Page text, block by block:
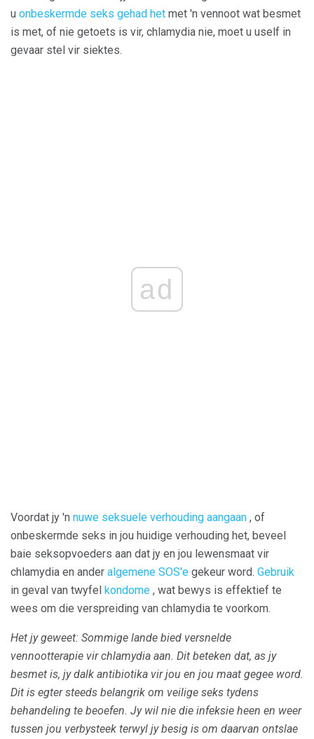
u onbeskermde seks gehad het met 'n vennoot wat besmet
is met, of nie getoets is vir, chlamydia nie, moet u uself in
gevaar stel vir siektes.
ad
Voordat jy 'n nuwe seksuele verhouding aangaan , of
onbeskermde seks in jou huidige verhouding het, beveel
baie seksopvoeders aan dat jy en jou lewensmaat vir
chlamydia en ander algemene SOS'e gekeur word. Gebruik
in geval van twyfel kondome , wat bewys is effektief te
wees om die verspreiding van chlamydia te voorkom.
Het jy geweet: Sommige lande bied versnelde
vennootterapie vir chlamydia aan. Dit beteken dat, as jy
besmet is, jy dalk antibiotika vir jou en jou maat gegee word.
Dit is egter steeds belangrik om veilige seks tydens
behandeling te beoefen. Jy wil nie die infeksie heen en weer
tussen jou verbysteek terwyl jy besig is om daarvan ontslae